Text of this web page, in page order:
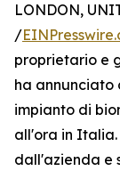
LONDON,
/
proprietario e
ha annunciato
impianto di
all'ora in Italia.
dall'azienda e